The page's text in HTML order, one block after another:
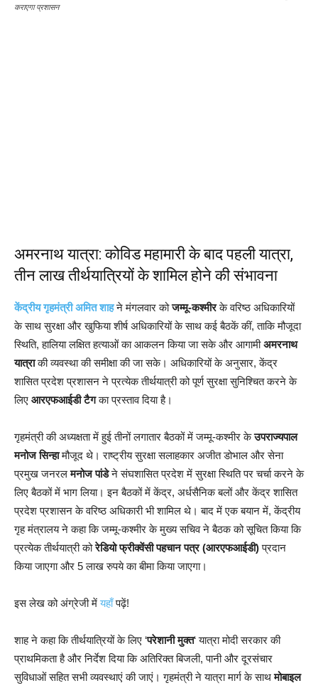
कराएगा प्रशासन
अमरनाथ यात्रा: कोविड महामारी के बाद पहली यात्रा,
तीन लाख तीर्थयात्रियों के शामिल होने की संभावना
केंद्रीय गृहमंत्री अमित शाहने मंगलवार कोजम्मू-कश्मीरके वरिष्ठ अधिकारियों
के साथ सुरक्षा और खुफिया शीर्ष अधिकारियों के साथ कई बैठकें कीं, ताकि मौजूदा
स्थिति, हालिया लक्षित हत्याओं का आकलन किया जा सके और आगामीअमरनाथ
यात्राकी व्यवस्था की समीक्षा की जा सके। अधिकारियों के अनुसार, केंद्र
शासित प्रदेश प्रशासन ने प्रत्येक तीर्थयात्री को पूर्ण सुरक्षा सुनिश्चित करने के
लिए आरएफआईडी टैगका प्रस्ताव दिया है।
गृहमंत्री की अध्यक्षता में हुई तीनों लगातार बैठकों में जम्मू-कश्मीर केउपराज्यपाल
मनोज सिन्हामौजूद थे। राष्ट्रीय सुरक्षा सलाहकार अजीत डोभाल और सेना
प्रमुख जनरलमनोज पांडेने संघशासित प्रदेश में सुरक्षा स्थिति पर चर्चा करने के
लिए बैठकों में भाग लिया। इन बैठकों में केंद्र, अर्धसैनिक बलों और केंद्र शासित
प्रदेश प्रशासन के वरिष्ठ अधिकारी भी शामिल थे। बाद में एक बयान में, केंद्रीय
गृह मंत्रालय ने कहा कि जम्मू-कश्मीर के मुख्य सचिव ने बैठक को सूचित किया कि
प्रत्येक तीर्थयात्री कोरेडियो फ्रीक्वेंसी पहचान पत्र (आरएफआईडी)प्रदान
किया जाएगा और 5 लाख रुपये का बीमा किया जाएगा।
इस लेख को अंग्रेजी मेंयहाँपढ़ें!
शाह ने कहा कि तीर्थयात्रियों के लिए ‘परेशानी मुक्त‘ यात्रा मोदी सरकार की
प्राथमिकता है और निर्देश दिया कि अतिरिक्त बिजली, पानी और दूरसंचार
सुविधाओं सहित सभी व्यवस्थाएं की जाएं। गृहमंत्री ने यात्रा मार्ग के साथमोबाइल